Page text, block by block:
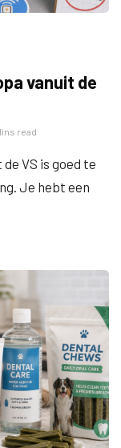
vanuit de
read
VS is goed te
Je hebt een